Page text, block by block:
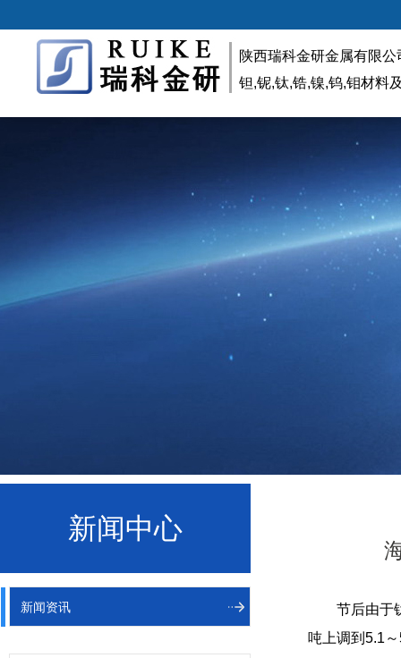
陕西瑞科金研金属有限公
钽,铌,钛,锆,镍,钨,钼材料
新闻中心
新闻资讯
节后由于
吨上调到5.1